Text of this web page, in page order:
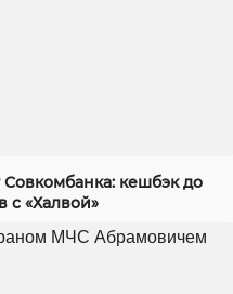
кешбэк до
с «Халвой»